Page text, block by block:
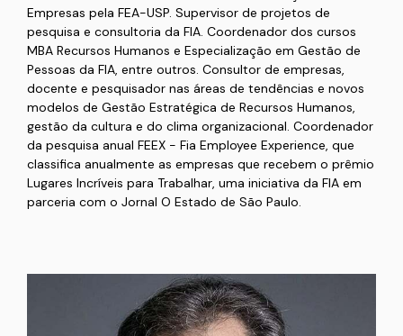
Empresas pela FEA-USP. Supervisor de projetos de
pesquisa e consultoria da FIA. Coordenador dos cursos
MBA Recursos Humanos e Especialização em Gestão de
Pessoas da FIA, entre outros. Consultor de empresas,
docente e pesquisador nas áreas de tendências e novos
modelos de Gestão Estratégica de Recursos Humanos,
gestão da cultura e do clima organizacional. Coordenador
da pesquisa anual FEEX - Fia Employee Experience, que
classifica anualmente as empresas que recebem o prêmio
Lugares Incríveis para Trabalhar, uma iniciativa da FIA em
parceria com o Jornal O Estado de São Paulo.